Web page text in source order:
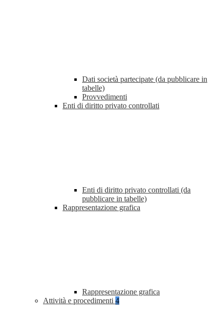
Dati società partecipate (da pubblicare in
tabelle)
Provvedimenti
Enti di diritto privato controllati
Enti di diritto privato controllati (da
pubblicare in tabelle)
Rappresentazione grafica
Rappresentazione grafica
Attività e procedimenti 4